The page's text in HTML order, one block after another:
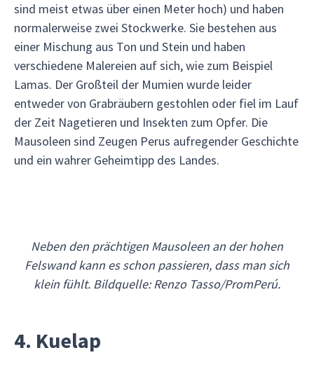
sind meist etwas über einen Meter hoch) und haben
normalerweise zwei Stockwerke. Sie bestehen aus
einer Mischung aus Ton und Stein und haben
verschiedene Malereien auf sich, wie zum Beispiel
Lamas. Der Großteil der Mumien wurde leider
entweder von Grabräubern gestohlen oder fiel im Lauf
der Zeit Nagetieren und Insekten zum Opfer. Die
Mausoleen sind Zeugen Perus aufregender Geschichte
und ein wahrer Geheimtipp des Landes.
Neben den prächtigen Mausoleen an der hohen
Felswand kann es schon passieren, dass man sich
klein fühlt. Bildquelle: Renzo Tasso/PromPerú.
4. Kuelap